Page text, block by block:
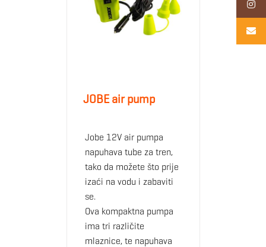
JOBE air pump
Jobe 12V air pumpa
napuhava tube za tren,
tako da možete što prije
izaći na vodu i zabaviti
se.
Ova kompaktna pumpa
ima tri različite
mlaznice, te napuhava